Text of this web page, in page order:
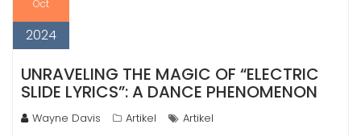
Oct
2024
UNRAVELING THE MAGIC OF “ELECTRIC
SLIDE LYRICS”: A DANCE PHENOMENON
Wayne Davis Artikel Artikel